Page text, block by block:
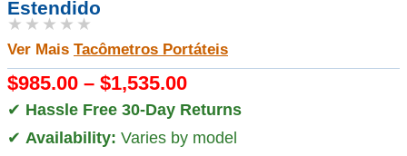
Estendido
★★★★★
Ver Mais Tacômetros Portáteis
$985.00 – $1,535.00
✔ Hassle Free 30-Day Returns
✔ Availability: Varies by model